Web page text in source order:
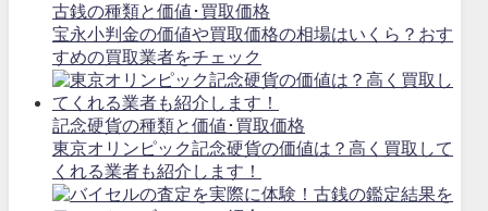
古銭の種類と価値･買取価格
宝永小判金の価値や買取価格の相場はいくら？おす
すめの買取業者をチェック
記念硬貨の種類と価値･買取価格
東京オリンピック記念硬貨の価値は？高く買取して
くれる業者も紹介します！